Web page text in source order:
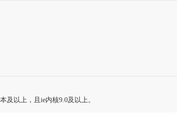
及以上，且ie内核9.0及以上。